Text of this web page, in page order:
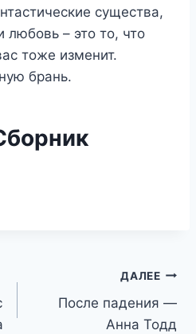
существа,
– это то, что
тоже изменит.
брань.
ДАЛЕЕ
После падения —
Анна Тодд